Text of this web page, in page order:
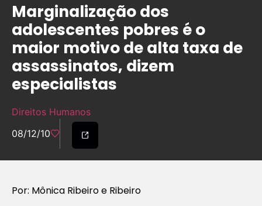
Marginalização dos
adolescentes pobres é o
maior motivo de alta taxa de
assassinatos, dizem
especialistas
Direitos Humanos
08/12/10
Por: Mônica Ribeiro e Ribeiro